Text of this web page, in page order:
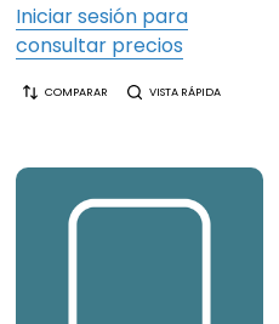
Iniciar sesión para
consultar precios
COMPARAR VISTA RÁPIDA